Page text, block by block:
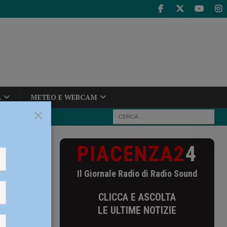
METEO E WEBCAM
PIACENZA24
Il Giornale Radio di Radio Sound
CLICCA E ASCOLTA
LE ULTIME NOTIZIE
×